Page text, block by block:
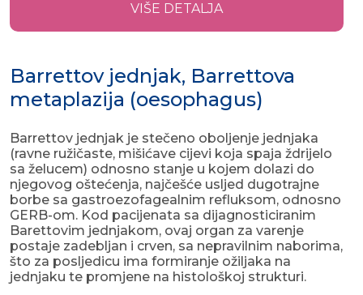
VIŠE DETALJA
Barrettov jednjak, Barrettova
metaplazija (oesophagus)
Barrettov jednjak je stečeno oboljenje jednjaka
(ravne ružičaste, mišićave cijevi koja spaja ždrijelo
sa želucem) odnosno stanje u kojem dolazi do
njegovog oštećenja, najčešće usljed dugotrajne
borbe sa gastroezofagealnim refluksom, odnosno
GERB-om. Kod pacijenata sa dijagnosticiranim
Barettovim jednjakom, ovaj organ za varenje
postaje zadebljan i crven, sa nepravilnim naborima,
što za posljedicu ima formiranje ožiljaka na
jednjaku te promjene na histološkoj strukturi.